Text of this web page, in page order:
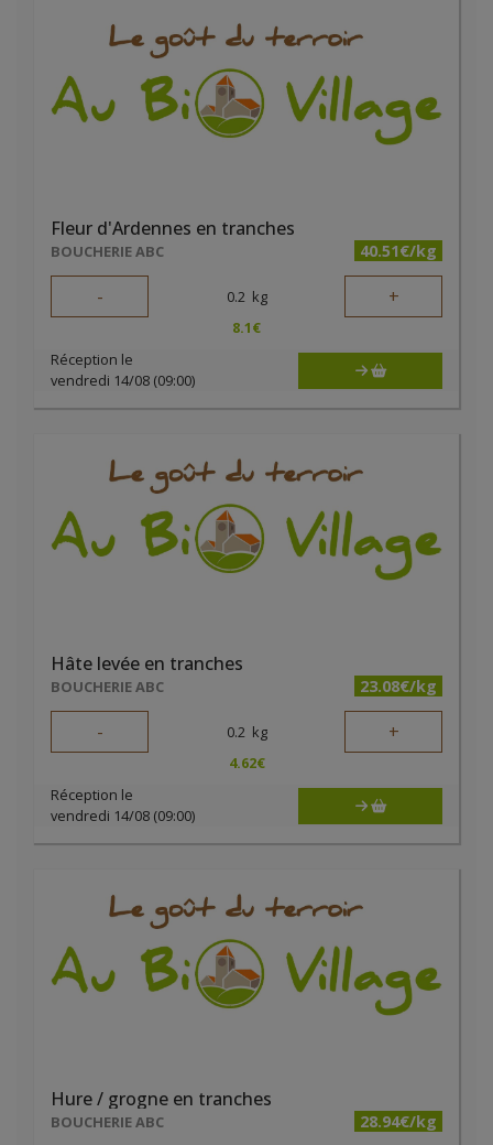
Fleur d'Ardennes en tranches
BOUCHERIE ABC 40.51€/kg
- 0.2 kg +
8.1€
Réception le
vendredi 14/08 (09:00)
Hâte levée en tranches
BOUCHERIE ABC 23.08€/kg
- 0.2 kg +
4.62€
Réception le
vendredi 14/08 (09:00)
Hure / grogne en tranches
BOUCHERIE ABC 28.94€/kg